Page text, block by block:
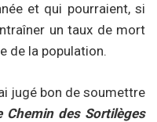
et qui pourraient, si
un taux de mort
de la population.
jugé bon de soumettre
Chemin des Sortilèges